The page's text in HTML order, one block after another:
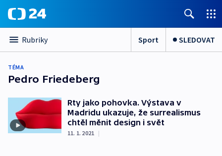
Rubriky Sport SLEDOVAT
TÉMA
Pedro Friedeberg
Rty jako pohovka. Výstava v
Madridu ukazuje, že surrealismus
chtěl měnit design i svět
11. 1. 2021 |